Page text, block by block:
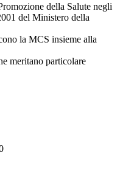
della Salute negli
del Ministero della
la MCS insieme alla
meritano particolare